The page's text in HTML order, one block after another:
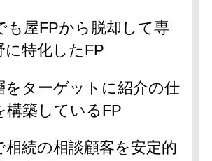
も屋FPから脱却して専
に特化したFP
をターゲットに紹介の仕
構築しているFP
相続の相談顧客を安定的